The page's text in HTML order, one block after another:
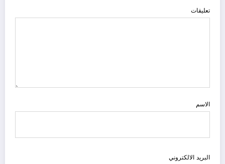
تعليقات
الاسم
البريد الالكتروني